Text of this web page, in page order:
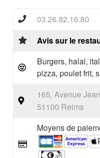
03.26.82.16.80
Avis sur le
Burgers, halal,
pizza, poulet frit,
165, Avenue
51100 Reims
Moyens de